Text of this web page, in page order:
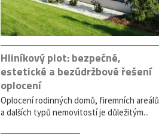
Hliníkový plot: bezpečné,
estetické a bezúdržbové řešení
oplocení
Oplocení rodinných domů, firemních areálů
a dalších typů nemovitostí je důležitým...